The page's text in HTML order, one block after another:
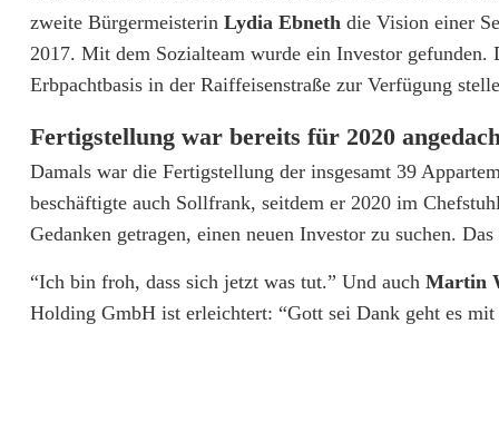
n
r
o
l
l
n
zweite Bürgermeisterin Lydia Ebneth die Vision einer
2017. Mit dem Sozialteam wurde ein Investor gefunden.
Erbpachtbasis in der Raiffeisenstraße zur Verfügung
Fertigstellung war bereits für 2020
Damals war die Fertigstellung der insgesamt 39
beschäftigte auch Sollfrank, seitdem er 2020 im
Gedanken getragen, einen neuen Investor zu suchen.
“Ich bin froh, dass sich jetzt was tut.” Und auch Martin
Holding GmbH ist erleichtert: “Gott sei Dank geht es